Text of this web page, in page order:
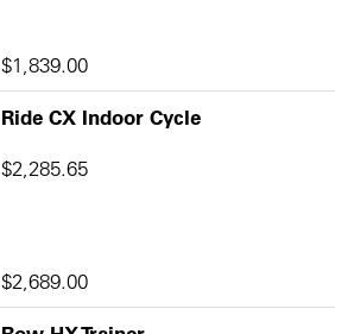
$1,839.00
Ride CX Indoor Cycle
$2,285.65
$2,689.00